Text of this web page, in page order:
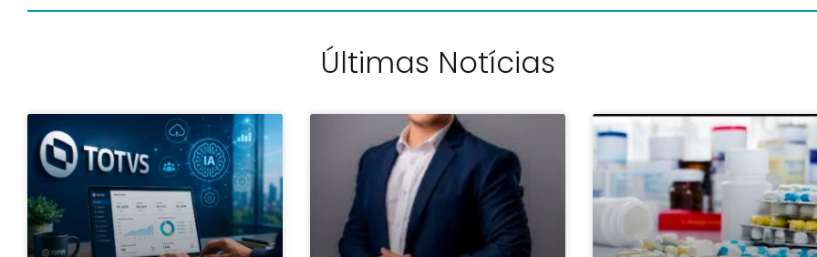
Últimas Notícias